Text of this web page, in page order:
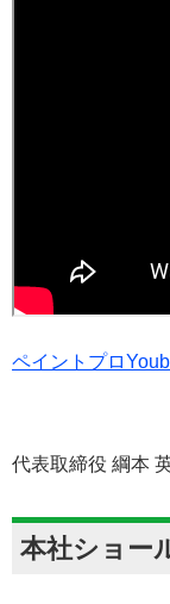
ペイントプロ
代表取締役 綱本
本社ショー